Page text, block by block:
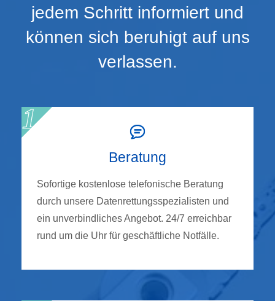
jedem Schritt informiert und
können sich beruhigt auf uns
verlassen.
Beratung
Sofortige kostenlose telefonische Beratung
durch unsere Datenrettungsspezialisten und
ein unverbindliches Angebot. 24/7 erreichbar
rund um die Uhr für geschäftliche Notfälle.